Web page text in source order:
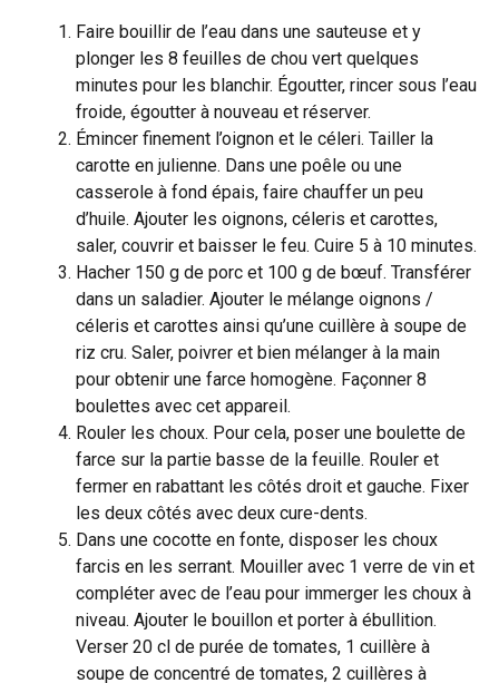
Faire bouillir de l’eau dans une sauteuse et y
plonger les 8 feuilles de chou vert quelques
minutes pour les blanchir. Égoutter, rincer sous l’eau
froide, égoutter à nouveau et réserver.
Émincer finement l’oignon et le céleri. Tailler la
carotte en julienne. Dans une poêle ou une
casserole à fond épais, faire chauffer un peu
d’huile. Ajouter les oignons, céleris et carottes,
saler, couvrir et baisser le feu. Cuire 5 à 10 minutes.
Hacher 150 g de porc et 100 g de bœuf. Transférer
dans un saladier. Ajouter le mélange oignons /
céleris et carottes ainsi qu’une cuillère à soupe de
riz cru. Saler, poivrer et bien mélanger à la main
pour obtenir une farce homogène. Façonner 8
boulettes avec cet appareil.
Rouler les choux. Pour cela, poser une boulette de
farce sur la partie basse de la feuille. Rouler et
fermer en rabattant les côtés droit et gauche. Fixer
les deux côtés avec deux cure-dents.
Dans une cocotte en fonte, disposer les choux
farcis en les serrant. Mouiller avec 1 verre de vin et
compléter avec de l’eau pour immerger les choux à
niveau. Ajouter le bouillon et porter à ébullition.
Verser 20 cl de purée de tomates, 1 cuillère à
soupe de concentré de tomates, 2 cuillères à